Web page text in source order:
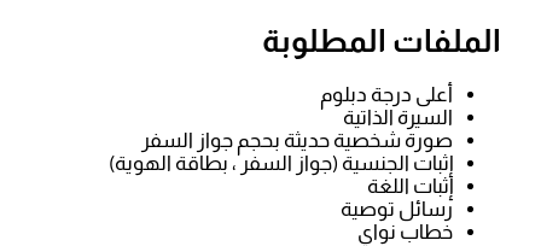
الملفات المطلوبة
أعلى درجة دبلوم
السيرة الذاتية
صورة شخصية حديثة بحجم جواز السفر
إثبات الجنسية (جواز السفر ، بطاقة الهوية)
إثبات اللغة
رسائل توصية
خطاب نواي